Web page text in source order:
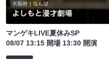
マンゲキLIVE夏休みSP
08/07 13:15 開場 13:30 開演